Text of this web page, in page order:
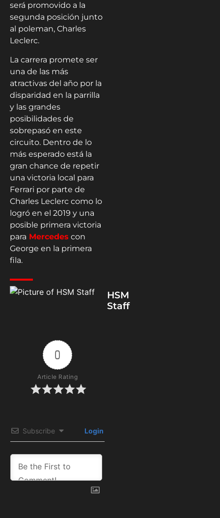
será promovido a la
segunda posición junto
al poleman, Charles
Leclerc.
La carrera promete ser
una de las más
atractivas del año por la
disparidad en la parrilla
y las grandes
posibilidades de
sobrepasó en este
circuito. Dentro de lo
más esperado está la
gran chance de repetir
una victoria local para
Ferrari por parte de
Charles Leclerc como lo
logró en el 2019 y una
posible primera victoria
para Mercedes con
George en la primera
fila.
HSM
Staff
0
Article Rating
Subscribe Login